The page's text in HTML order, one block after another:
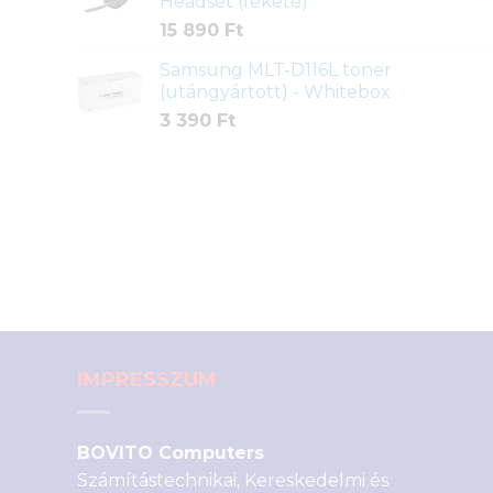
15 890 Ft
Samsung MLT-D116L toner
(utángyártott) - Whitebox
3 390 Ft
IMPRESSZUM
BOVITO Computers
Számítástechnikai, Kereskedelmi és